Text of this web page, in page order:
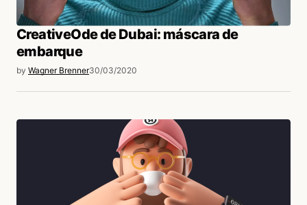
CreativeOde de Dubai: máscara de
embarque
by Wagner Brenner30/03/2020